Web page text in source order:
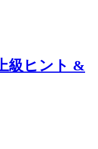
級ヒント &